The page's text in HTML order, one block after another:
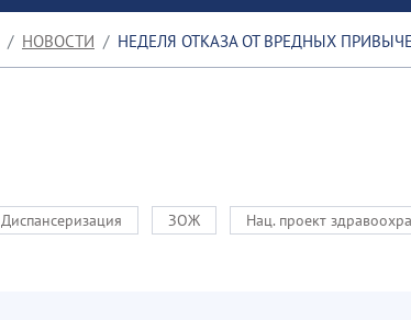
НОВОСТИ НЕДЕЛЯ ОТКАЗА ОТ ВРЕДНЫХ
Диспансеризация ЗОЖ
Нац. проект